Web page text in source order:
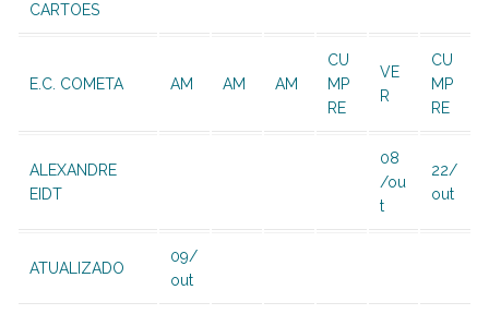
CARTOES
E.C. COMETA AM AM AM
CU
MP
RE
VE
R
CU
MP
RE
ALEXANDRE
EIDT
08
/ou
t
22/
out
ATUALIZADO
09/
out